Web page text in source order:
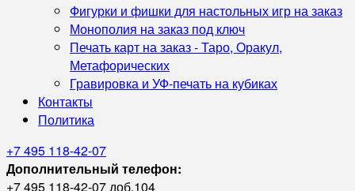
Фигурки и фишки для настольных игр на заказ
Монополия на заказ под ключ
Печать карт на заказ - Таро, Оракул,
Метафорических
Гравировка и УФ‑печать на кубиках
Контакты
Политика
+7 495 118-42-07
Дополнительный телефон:
+7 495 118-42-07 доб.104